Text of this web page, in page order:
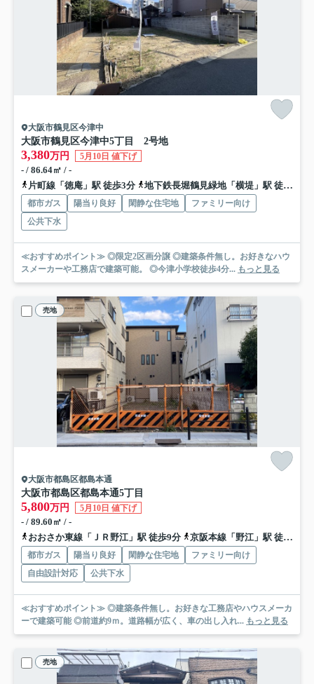
大阪市鶴見区今津中
大阪市鶴見区今津中5丁目 2号地
3,380万円 5月10日 値下げ
- / 86.64㎡ / -
片町線「徳庵」駅 徒歩3分
地下鉄長堀鶴見緑地「横堤」駅 徒歩24分
都市ガス 陽当り良好 閑静な住宅地
ファミリー向け
公共下水
≪おすすめポイント≫ ◎限定2区画分譲 ◎建築条件無し。お好きなハウ
スメーカーや工務店で建築可能。 ◎今津小学校徒歩4分... もっと見る
売地
大阪市都島区都島本通
大阪市都島区都島本通5丁目
5,800万円 5月10日 値下げ
- / 89.60㎡ / -
おおさか東線「ＪＲ野江」駅 徒歩9分
京阪本線「野江」駅 徒歩11分
都市ガス 陽当り良好 閑静な住宅地
ファミリー向け
自由設計対応
公共下水
≪おすすめポイント≫ ◎建築条件無し。お好きな工務店やハウスメーカ
ーで建築可能 ◎前道約9ｍ。道路幅が広く、車の出し入れ... もっと見る
売地